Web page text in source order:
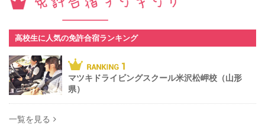
高校生に人気の免許合宿ランキング
一覧を見る
マツキドライビングスクール米沢松岬校（山形
県）